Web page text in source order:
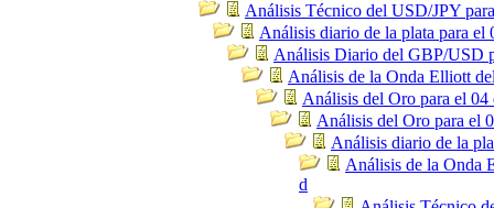
Análisis Técnico del USD/JPY
Análisis diario de la plata para el
Análisis Diario del GBP/USD
Análisis de la Onda Elliott
Análisis del Oro para el 04
Análisis del Oro para el
Análisis diario de la
Análisis de la Onda
d